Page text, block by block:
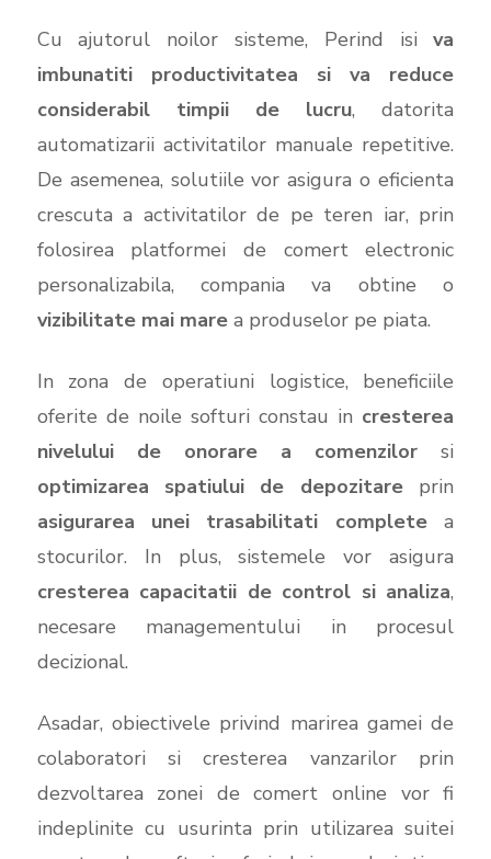
Cu ajutorul noilor sisteme, Perind isiva
imbunatiti productivitatea si va reduce
considerabil timpii de lucru, datorita
automatizarii activitatilor manuale repetitive.
De asemenea, solutiile vor asigura o eficienta
crescuta a activitatilor de pe teren iar, prin
folosirea platformei de comert electronic
personalizabila, compania va obtine o
vizibilitate mai marea produselor pe piata.
In zona de operatiuni logistice, beneficiile
oferite de noile softuri constau in cresterea
nivelului de onorare a comenzilor si
optimizarea spatiului de depozitareprin
asigurarea unei trasabilitati completea
stocurilor. In plus, sistemele vor asigura
cresterea capacitatii de control si analiza,
necesare managementului in procesul
decizional.
Asadar, obiectivele privind marirea gamei de
colaboratori si cresterea vanzarilor prin
dezvoltarea zonei de comert online vor fi
indeplinite cu usurinta prin utilizarea suitei